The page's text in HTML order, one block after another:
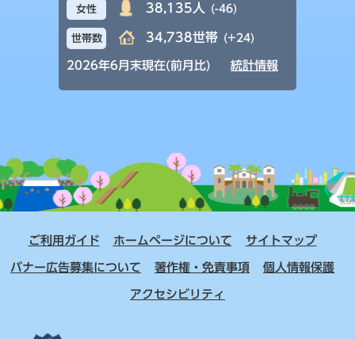
女性 38,135人 (-46)
世帯数 34,738世帯 (+24)
2026年6月末現在(前月比) 統計情報
ご利用ガイド ホームページについて サイトマップ
バナー広告募集について 著作権・免責事項 個人情報保護
アクセシビリティ